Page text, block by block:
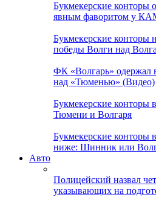
Букмекерские конторы
явным фаворитом у
Букмекерские конторы
победы Волги над
ФК «Волгарь» одержал
над «Тюменью» (Видео)
Букмекерские конторы
Тюмени и Волгаря
Букмекерские конторы
ниже: Шинник или
Авто
Полицейский назвал
указывающих на